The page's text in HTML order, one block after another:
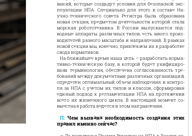
ваний, которые создадут условия для безопасной экс-
плуатации  НПА.  Специально  для  этого  в  составе  На-
учно-технического  совета  Регистра  была  образована
новая секция, предметом деятельности которой стала
морская  робототехника.  В  России  выпускаются  под-
водные аппараты различных типов, есть много произ-
водителей разного масштаба и направлений. В рамках
новой секции мы, конечно, привлекаем их к разработке
свода нормативов.
На ближайшее время наша цель – разработать норма-
тивно-техническую базу, в которой будет унифициро-
вана  терминология,  обеспечена  согласованность  тре-
бований между документами различных организаций,
определен оптимальный объем наблюдения и контро-
ля за НПА с учетом их типов и классов, сформирован
единый подход к регламентации НПА на протяжении
всего их жизненного цикла. В настоящий момент со-
вместная работа ведется в этом направлении.
П: Чем вызвана необходимость создания этих
правил именно сейчас?
— До появления Правил Регистра на НПА в России су-